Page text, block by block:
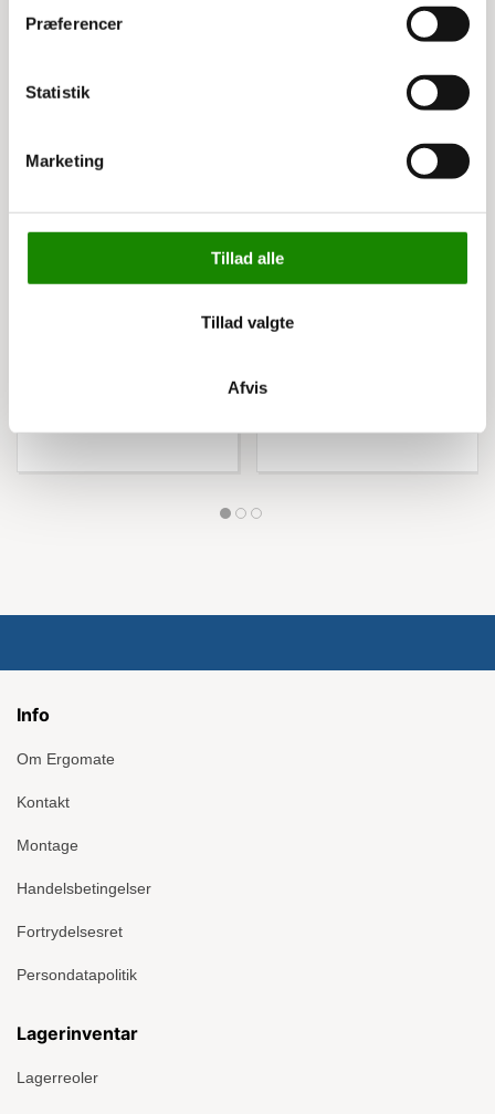
Præferencer
Statistik
Marketing
Tillad alle
Tillad valgte
Afvis
bogstaver 16x25mm
49,00 kr
bogstaver 28x50mm
55,00 kr
Info
Om Ergomate
Kontakt
Montage
Handelsbetingelser
Fortrydelsesret
Persondatapolitik
Lagerinventar
Lagerreoler